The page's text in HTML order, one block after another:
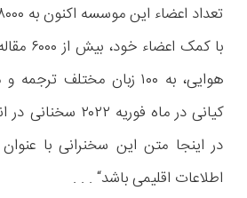
با کمک
هوایی، به ۱۰۰ زبان مختلف
در اینجا متن این سخنرانی با عنوان
اطلاعات اقلیمی باشد“ . . .